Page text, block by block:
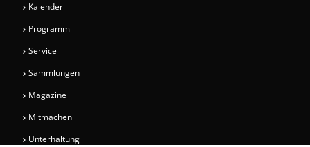
Kalender
Programm
Service
Sammlungen
Magazine
Mitmachen
Unterhaltung